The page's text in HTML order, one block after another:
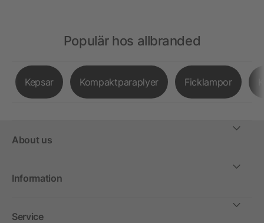
Populär hos allbranded
Kepsar Kompaktparaplyer Ficklampor
About us
Information
Service